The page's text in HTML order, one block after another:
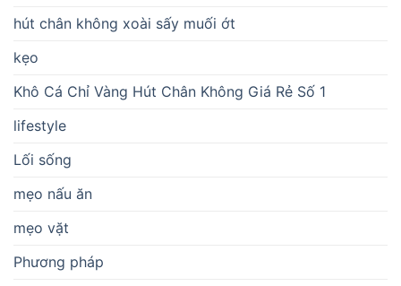
hút chân không xoài sấy muối ớt
kẹo
Khô Cá Chỉ Vàng Hút Chân Không Giá Rẻ Số 1
lifestyle
Lối sống
mẹo nấu ăn
mẹo vặt
Phương pháp